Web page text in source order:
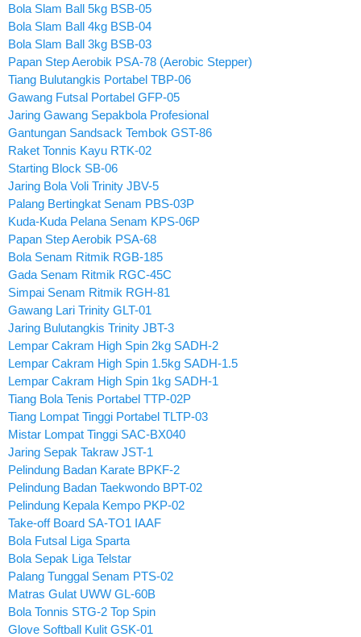
Bola Slam Ball 5kg BSB-05
Bola Slam Ball 4kg BSB-04
Bola Slam Ball 3kg BSB-03
Papan Step Aerobik PSA-78 (Aerobic Stepper)
Tiang Bulutangkis Portabel TBP-06
Gawang Futsal Portabel GFP-05
Jaring Gawang Sepakbola Profesional
Gantungan Sandsack Tembok GST-86
Raket Tonnis Kayu RTK-02
Starting Block SB-06
Jaring Bola Voli Trinity JBV-5
Palang Bertingkat Senam PBS-03P
Kuda-Kuda Pelana Senam KPS-06P
Papan Step Aerobik PSA-68
Bola Senam Ritmik RGB-185
Gada Senam Ritmik RGC-45C
Simpai Senam Ritmik RGH-81
Gawang Lari Trinity GLT-01
Jaring Bulutangkis Trinity JBT-3
Lempar Cakram High Spin 2kg SADH-2
Lempar Cakram High Spin 1.5kg SADH-1.5
Lempar Cakram High Spin 1kg SADH-1
Tiang Bola Tenis Portabel TTP-02P
Tiang Lompat Tinggi Portabel TLTP-03
Mistar Lompat Tinggi SAC-BX040
Jaring Sepak Takraw JST-1
Pelindung Badan Karate BPKF-2
Pelindung Badan Taekwondo BPT-02
Pelindung Kepala Kempo PKP-02
Take-off Board SA-TO1 IAAF
Bola Futsal Liga Sparta
Bola Sepak Liga Telstar
Palang Tunggal Senam PTS-02
Matras Gulat UWW GL-60B
Bola Tonnis STG-2 Top Spin
Glove Softball Kulit GSK-01